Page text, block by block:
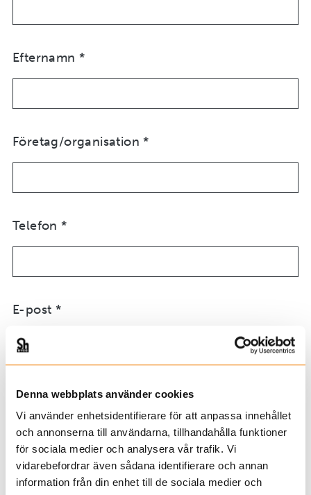
Denna webbplats använder cookies
Vi använder enhetsidentifierare för att anpassa innehållet
och annonserna till användarna, tillhandahålla funktioner
för sociala medier och analysera vår trafik. Vi
vidarebefordrar även sådana identifierare och annan
information från din enhet till de sociala medier och
Efternamn *
Företag/organisation*
Telefon*
E-post *